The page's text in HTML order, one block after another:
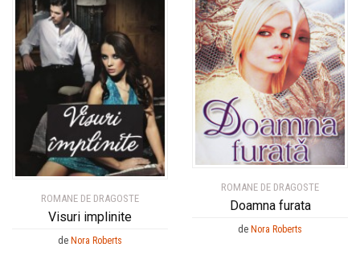
ROMANE DE DRAGOSTE
Visuri implinite
de Nora Roberts
ROMANE DE DRAGOSTE
Doamna furata
de Nora Roberts